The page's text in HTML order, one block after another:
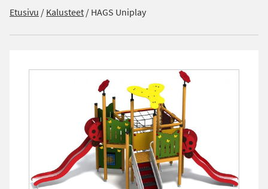
Etusivu /Kalusteet/HAGS Uniplay